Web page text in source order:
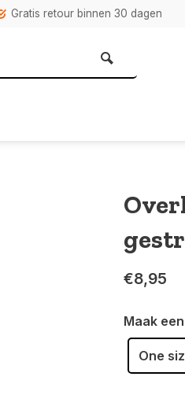
Gratis retour binnen 30 dagen
€8,95
Maak
One